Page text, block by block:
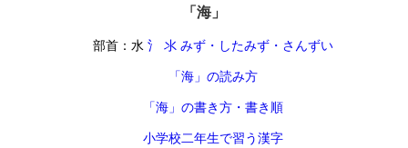
「海」
部首：水 氵 氺 みず・したみず・さんずい
「海」の読み方
「海」の書き方・書き順
小学校二年生で習う漢字